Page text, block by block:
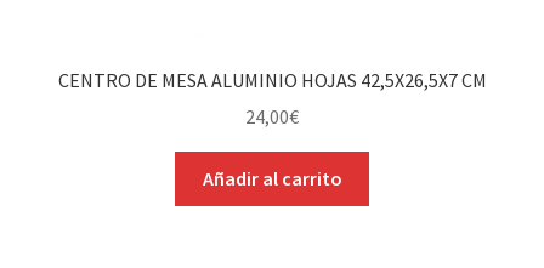
CENTRO DE MESA ALUMINIO HOJAS 42,5X26,5X7 CM
24,00€
Añadir al carrito